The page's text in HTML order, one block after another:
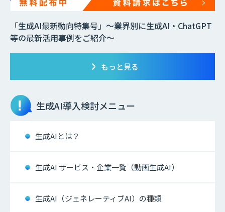
「生成AI最新動向特集号」～業界別に生成AI・ChatGPT
等の最新活用事例をご紹介～
もっと見る
生成AI導入検討メニュー
生成AIとは？
生成AI サービス・企業一覧（動画生成AI）
生成AI（ジェネレーティブAI）の種類